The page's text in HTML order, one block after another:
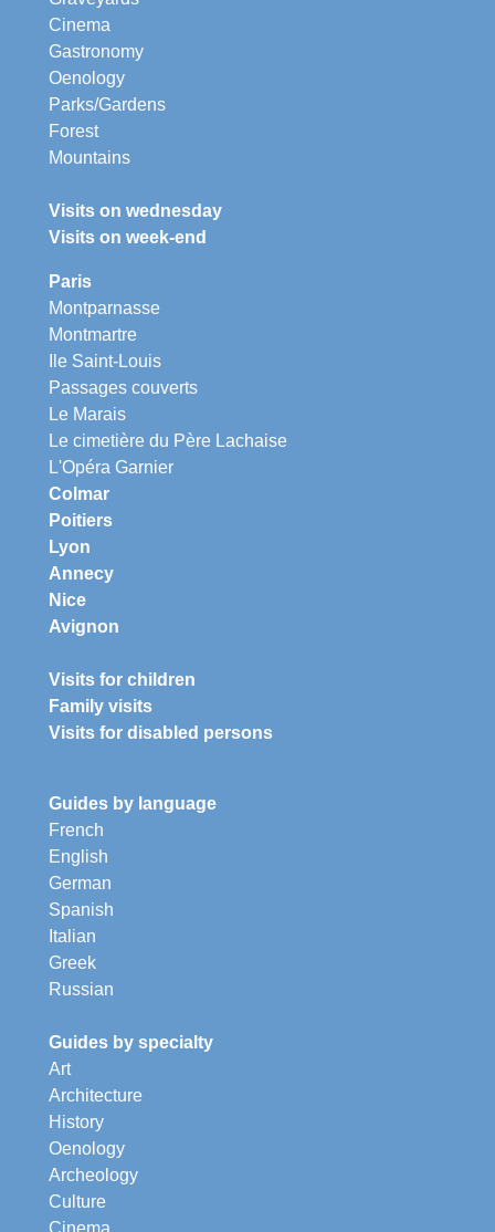
Cinema
Gastronomy
Oenology
Parks/Gardens
Forest
Mountains
Visits on wednesday
Visits on week-end
Paris
Montparnasse
Montmartre
Ile Saint-Louis
Passages couverts
Le Marais
Le cimetière du Père Lachaise
L'Opéra Garnier
Colmar
Poitiers
Lyon
Annecy
Nice
Avignon
Visits for children
Family visits
Visits for disabled persons
Guides by language
French
English
German
Spanish
Italian
Greek
Russian
Guides by specialty
Art
Architecture
History
Oenology
Archeology
Culture
Cinema